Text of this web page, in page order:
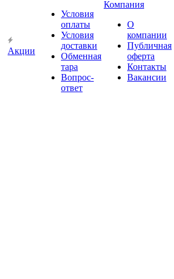
Акции
Условия
оплаты
Условия
доставки
Обменная
тара
Вопрос-
ответ
Компания
О
компании
Публичная
оферта
Контакты
Вакансии